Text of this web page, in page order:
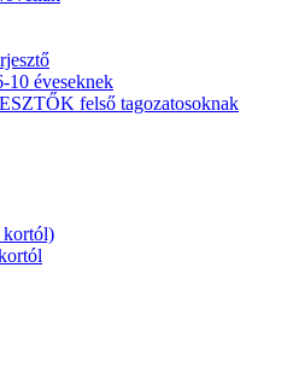
10 éveseknek
felső tagozatosoknak
kortól)